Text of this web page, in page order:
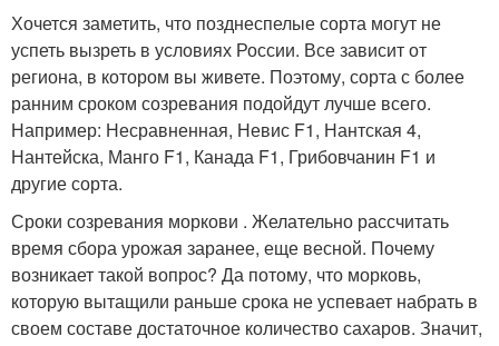
Хочется заметить, что позднеспелые сорта могут не
успеть вызреть в условиях России. Все зависит от
региона, в котором вы живете. Поэтому, сорта с более
ранним сроком созревания подойдут лучше всего.
Например: Несравненная, Невис F1, Нантская 4,
Нантейска, Манго F1, Канада F1, Грибовчанин F1 и
другие сорта.
Сроки созревания моркови . Желательно рассчитать
время сбора урожая заранее, еще весной. Почему
возникает такой вопрос? Да потому, что морковь,
которую вытащили раньше срока не успевает набрать в
своем составе достаточное количество сахаров. Значит,